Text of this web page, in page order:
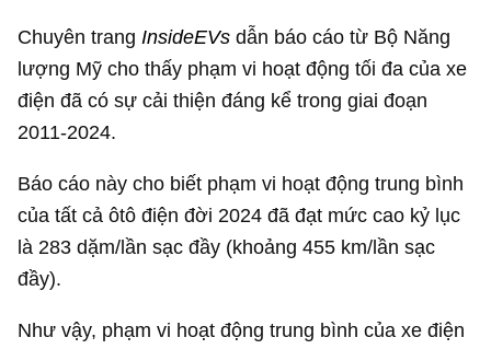
Chuyên trang InsideEVsdẫn báo cáo từ Bộ Năng
lượng Mỹ cho thấy phạm vi hoạt động tối đa của xe
điện đã có sự cải thiện đáng kể trong giai đoạn
2011-2024.
Báo cáo này cho biết phạm vi hoạt động trung bình
của tất cả ôtô điện đời 2024 đã đạt mức cao kỷ lục
là 283 dặm/lần sạc đầy (khoảng 455 km/lần sạc
đầy).
Như vậy, phạm vi hoạt động trung bình của xe điện